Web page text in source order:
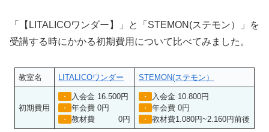
「【LITALICOワンダー】」と「STEMON(ステモン）」を
受講する時にかかる初期費用について比べてみました。
教室名 LITALICOワンダー STEMON(ステモン）
初期費用
・ 入会金 16.500円
・ 年会費 0円
・ 教材費 0円
・ 入会金 10.800円
・ 年会費 0円
・ 教材費1.080円~2.160円前後